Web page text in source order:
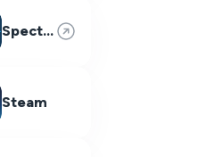
Spectrum
Steam